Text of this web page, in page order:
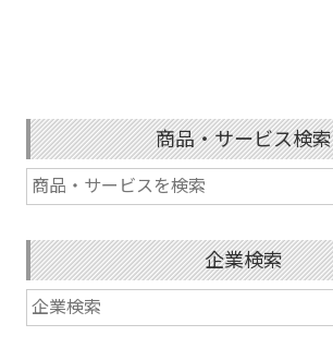
商品・サービス検索
企業検索